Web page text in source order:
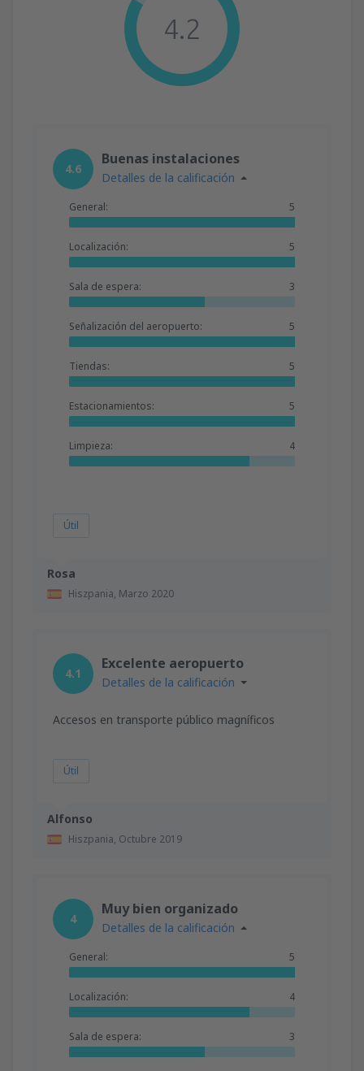
4.2
Rosa
Hiszpania, Marzo 2020
4.6
Buenas instalaciones
Detalles de la calificación
General: 5
Localización: 5
Sala de espera: 3
Señalización del aeropuerto: 5
Tiendas: 5
Estacionamientos: 5
Limpieza: 4
Útil
Alfonso
Hiszpania, Octubre 2019
4.1
Excelente aeropuerto
Detalles de la calificación
Accesos en transporte público magníficos
Útil
4
Muy bien organizado
Detalles de la calificación
General: 5
Localización: 4
Sala de espera: 3